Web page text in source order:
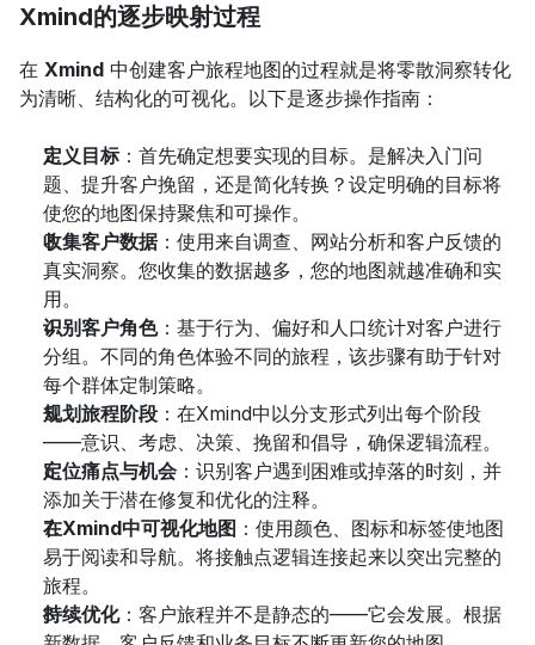
Xmind的逐步映射过程
在 Xmind 中创建客户旅程地图的过程就是将零散洞察转化
为清晰、结构化的可视化。以下是逐步操作指南：
定义目标：首先确定想要实现的目标。是解决入门问
题、提升客户挽留，还是简化转换？设定明确的目标将
使您的地图保持聚焦和可操作。
收集客户数据：使用来自调查、网站分析和客户反馈的
真实洞察。您收集的数据越多，您的地图就越准确和实
用。
识别客户角色：基于行为、偏好和人口统计对客户进行
分组。不同的角色体验不同的旅程，该步骤有助于针对
每个群体定制策略。
规划旅程阶段 ：在Xmind中以分支形式列出每个阶段
——意识、考虑、决策、挽留和倡导，确保逻辑流程。
定位痛点与机会 ：识别客户遇到困难或掉落的时刻，并
添加关于潜在修复和优化的注释。
在Xmind中可视化地图 ：使用颜色、图标和标签使地图
易于阅读和导航。将接触点逻辑连接起来以突出完整的
旅程。
持续优化：客户旅程并不是静态的——它会发展。根据